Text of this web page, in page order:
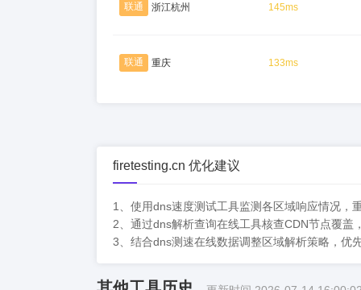
联通 浙江杭州 145ms
联通 重庆 133ms
firetesting.cn 优化建议
1、使用dns速度测试工具监测各区域响应情况，
2、通过dns解析查询在线工具核查CDN节点覆
3、结合dns测速在线数据调整区域解析策略，优